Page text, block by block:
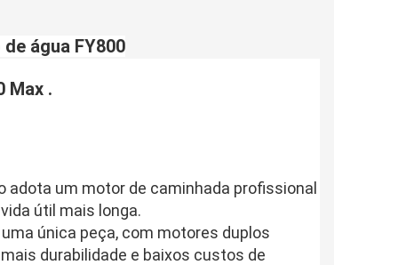
água FY800
Max .
adota um motor de caminhada profissional
útil mais longa.
durabilidade e baixos custos de